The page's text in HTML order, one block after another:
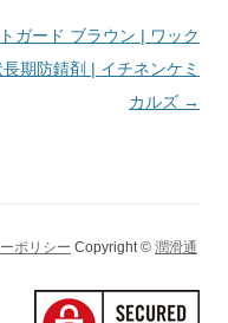
ガード ブラウン | ワック
長期防錆剤 | イチネンケミ
カルズ →
ポリシー Copyright © 潤滑通